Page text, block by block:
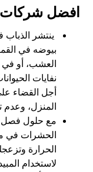
افضل
ينتشر
بيوضه في
العشب، أو في
نفايات
أجل القضاء
المنزل، وعدم
مع حلول فصل
الحشرات في
الحرارة
لاستخدام